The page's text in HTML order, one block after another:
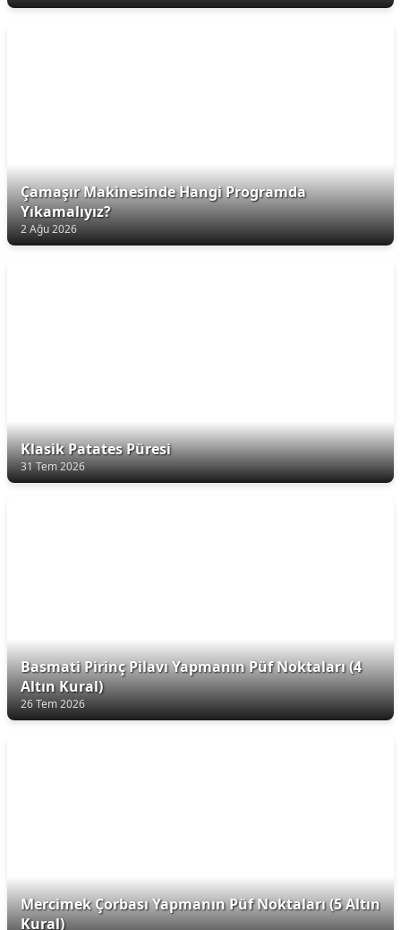
Çamaşır Makinesinde Hangi Programda
Yıkamalıyız?
2 Ağu 2026
Klasik Patates Püresi
31 Tem 2026
Basmati Pirinç Pilavı Yapmanın Püf Noktaları (4
Altın Kural)
26 Tem 2026
Mercimek Çorbası Yapmanın Püf Noktaları (5 Altın
Kural)